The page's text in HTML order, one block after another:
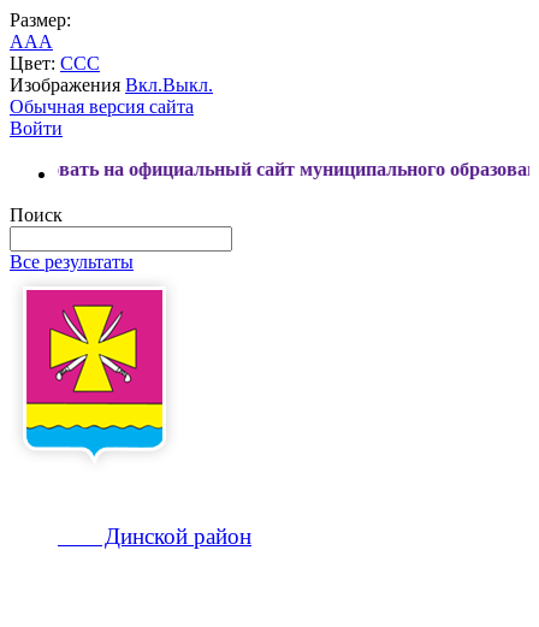
Размер:
AAA
Цвет: CCC
Изображения Вкл.Выкл.
Обычная версия сайта
Войти
официальный сайт муниципального образования
Поиск
Все результаты
Динской район